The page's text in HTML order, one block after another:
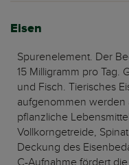
Eisen
Spurenelement. Der
15 Milligramm pro Tag.
und Fisch. Tierisches
aufgenommen werden
pflanzliche
Vollkorngetreide,
Deckung des
C-Aufnahme fördert